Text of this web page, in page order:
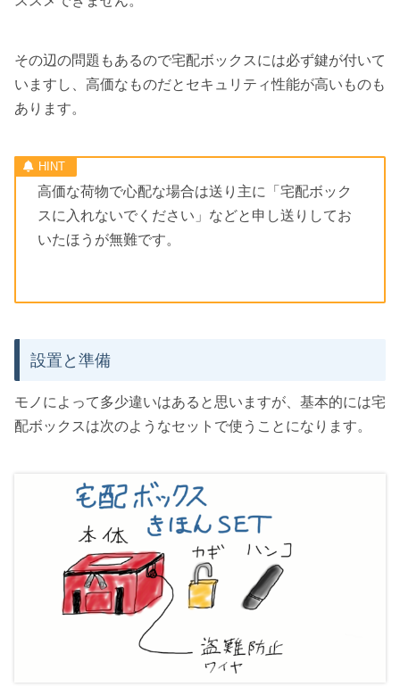
その辺の問題もあるので宅配ボックスには必ず鍵が付いて
いますし、高価なものだとセキュリティ性能が高いものも
あります。
高価な荷物で心配な場合は送り主に「宅配ボック
スに入れないでください」などと申し送りしてお
いたほうが無難です。
設置と準備
モノによって多少違いはあると思いますが、基本的には宅
配ボックスは次のようなセットで使うことになります。